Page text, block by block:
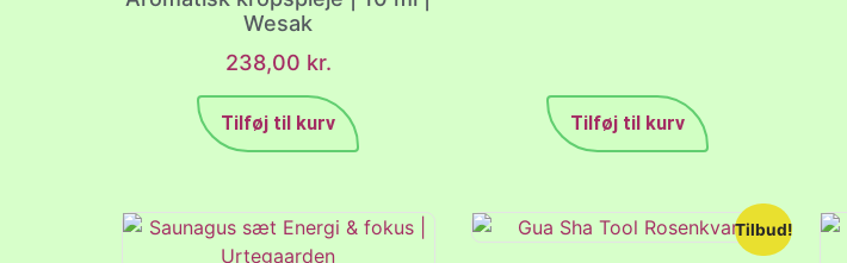
Wesak
238,00 kr.
Tilføj til kurv Tilføj til kurv
Tilbud!